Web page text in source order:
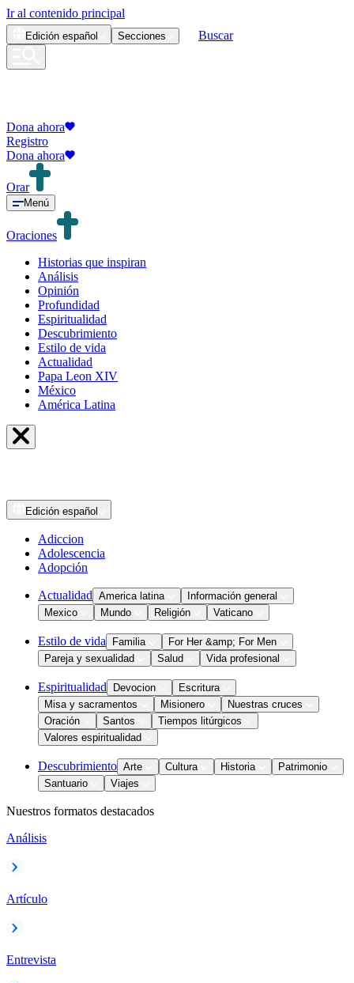
Ir al contenido principal
Edición español Secciones Buscar
Dona ahora
Registro
Dona ahora
Orar
Menú
Oraciones
Historias que inspiran
Análisis
Opinión
Profundidad
Espiritualidad
Descubrimiento
Estilo de vida
Actualidad
Papa Leon XIV
México
América Latina
Edición español
Adiccion
Adolescencia
Adopción
Actualidad America latina
Información general
Mexico
Mundo Religión Vaticano
Estilo de vida Familia
For Her &amp; For Men
Pareja y sexualidad
Salud Vida profesional
Espiritualidad Devocion
Escritura
Misa y sacramentos
Misionero
Nuestras cruces
Oración
Santos
Tiempos litúrgicos
Valores espiritualidad
Descubrimiento Arte Cultura Historia
Patrimonio
Santuario
Viajes
Nuestros formatos destacados
Análisis
Artículo
Entrevista